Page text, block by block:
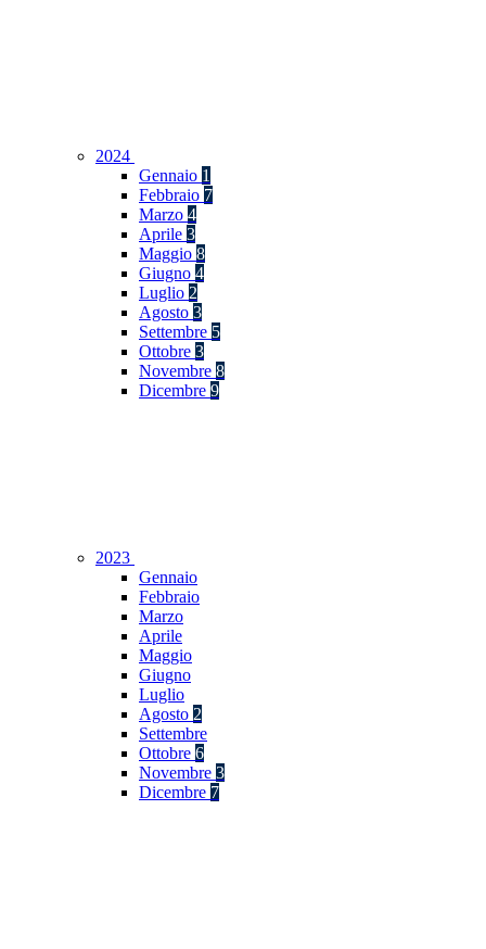
2024
Gennaio 1
Febbraio 7
Marzo 4
Aprile 3
Maggio 8
Giugno 4
Luglio 2
Agosto 3
Settembre 5
Ottobre 3
Novembre 8
Dicembre 9
2023
Gennaio
Febbraio
Marzo
Aprile
Maggio
Giugno
Luglio
Agosto 2
Settembre
Ottobre 6
Novembre 3
Dicembre 7